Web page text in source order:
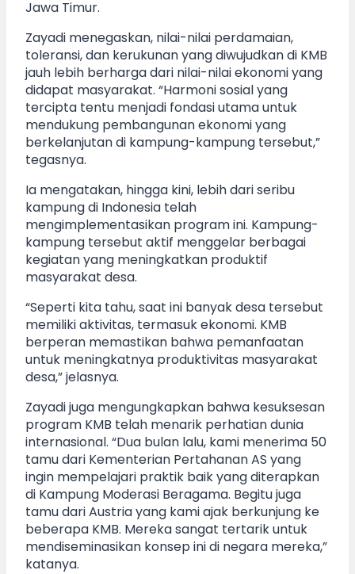
Jawa Timur.
Zayadi menegaskan, nilai-nilai perdamaian,
toleransi, dan kerukunan yang diwujudkan di KMB
jauh lebih berharga dari nilai-nilai ekonomi yang
didapat masyarakat. “Harmoni sosial yang
tercipta tentu menjadi fondasi utama untuk
mendukung pembangunan ekonomi yang
berkelanjutan di kampung-kampung tersebut,”
tegasnya.
Ia mengatakan, hingga kini, lebih dari seribu
kampung di Indonesia telah
mengimplementasikan program ini. Kampung-
kampung tersebut aktif menggelar berbagai
kegiatan yang meningkatkan produktif
masyarakat desa.
“Seperti kita tahu, saat ini banyak desa tersebut
memiliki aktivitas, termasuk ekonomi. KMB
berperan memastikan bahwa pemanfaatan
untuk meningkatnya produktivitas masyarakat
desa,” jelasnya.
Zayadi juga mengungkapkan bahwa kesuksesan
program KMB telah menarik perhatian dunia
internasional. “Dua bulan lalu, kami menerima 50
tamu dari Kementerian Pertahanan AS yang
ingin mempelajari praktik baik yang diterapkan
di Kampung Moderasi Beragama. Begitu juga
tamu dari Austria yang kami ajak berkunjung ke
beberapa KMB. Mereka sangat tertarik untuk
mendiseminasikan konsep ini di negara mereka,”
katanya.